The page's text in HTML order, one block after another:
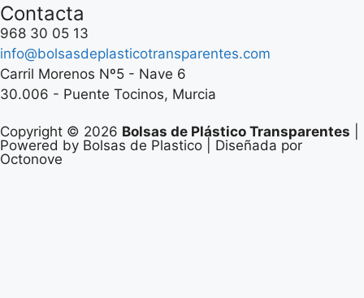
Contacta
968 30 05 13
info@bolsasdeplasticotransparentes.com
Carril Morenos Nº5 - Nave 6
30.006 - Puente Tocinos, Murcia
Copyright © 2026 Bolsas de Plástico Transparentes
Powered by Bolsas de Plastico | Diseñada por
Octonove